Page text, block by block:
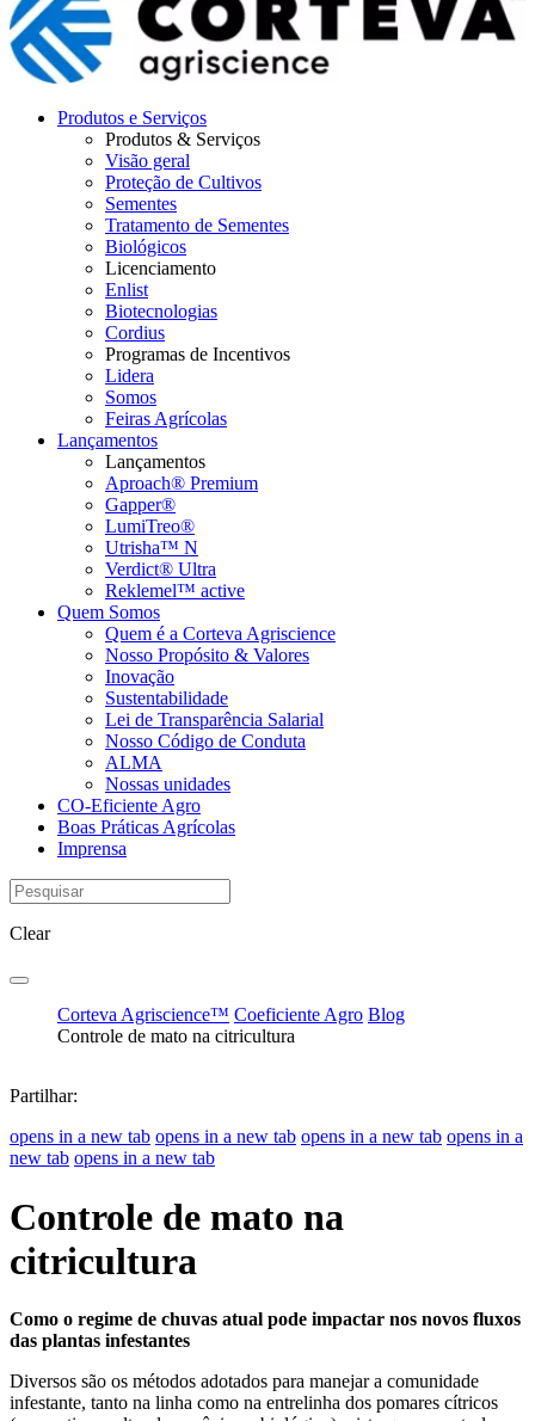
Produtos e Serviços
Produtos & Serviços
Visão geral
Proteção de Cultivos
Sementes
Tratamento de Sementes
Biológicos
Licenciamento
Enlist
Biotecnologias
Cordius
Programas de Incentivos
Lidera
Somos
Feiras Agrícolas
Lançamentos
Lançamentos
Aproach® Premium
Gapper®
LumiTreo®
Utrisha™ N
Verdict® Ultra
Reklemel™ active
Quem Somos
Quem é a Corteva Agriscience
Nosso Propósito & Valores
Inovação
Sustentabilidade
Lei de Transparência Salarial
Nosso Código de Conduta
ALMA
Nossas unidades
CO-Eficiente Agro
Boas Práticas Agrícolas
Imprensa
Clear
Corteva Agriscience™ Coeficiente Agro Blog
Controle de mato na citricultura
Partilhar:
opens in a new tab opens in a new tab opens in a new tab opens in a
new tab opens in a new tab
Controle de mato na
citricultura
Como o regime de chuvas atual pode impactar nos novos fluxos
das plantas infestantes
Diversos são os métodos adotados para manejar a comunidade
infestante, tanto na linha como na entrelinha dos pomares cítricos